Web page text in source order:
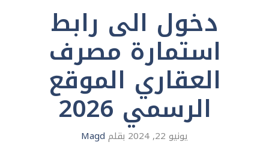
دخول الى رابط
استمارة مصرف
العقاري الموقع
الرسمي 2026
يونيو 22, 2024 بقلم Magd